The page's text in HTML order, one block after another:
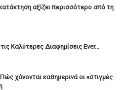
αξίζει περισσότερο από τη
Καλύτερες Διαφημίσεις Ever...
χάνονται καθημερινά οι «στιγμές